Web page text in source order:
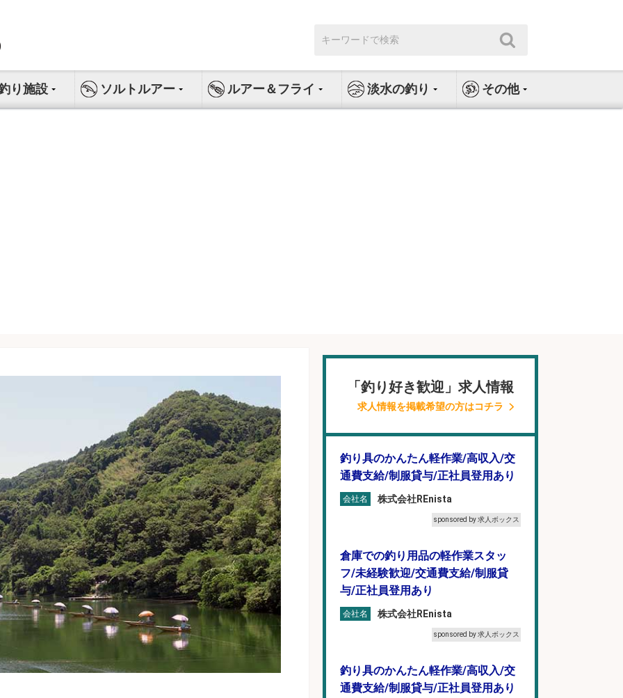
索:
り施設 ソルトルアー ルアー＆フライ 淡水の釣り その他
「釣り好き歓迎」求人情報
求人情報を掲載希望の方はコチラ
釣り具のかんたん軽作業/高収入/交
通費支給/制服貸与/正社員登用あり
会社名 株式会社REnista
sponsored by 求人ボックス
倉庫での釣り用品の軽作業スタッ
フ/未経験歓迎/交通費支給/制服貸
与/正社員登用あり
会社名 株式会社REnista
sponsored by 求人ボックス
釣り具のかんたん軽作業/高収入/交
通費支給/制服貸与/正社員登用あり